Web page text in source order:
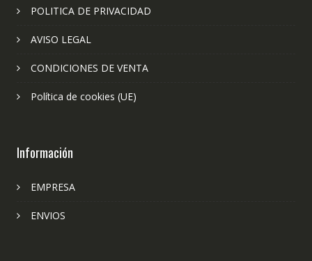
POLITICA DE PRIVACIDAD
AVISO LEGAL
CONDICIONES DE VENTA
Política de cookies (UE)
Información
EMPRESA
ENVIOS